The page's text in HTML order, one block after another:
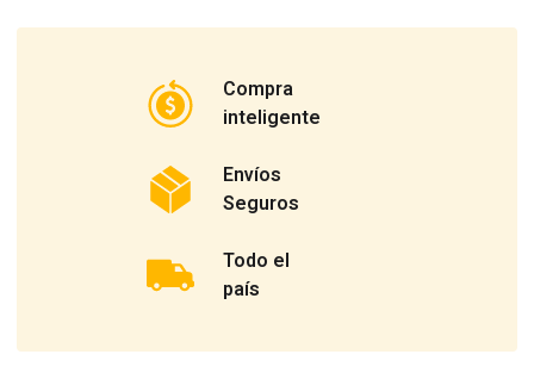
Compra
inteligente
Envíos
Seguros
Todo el
país